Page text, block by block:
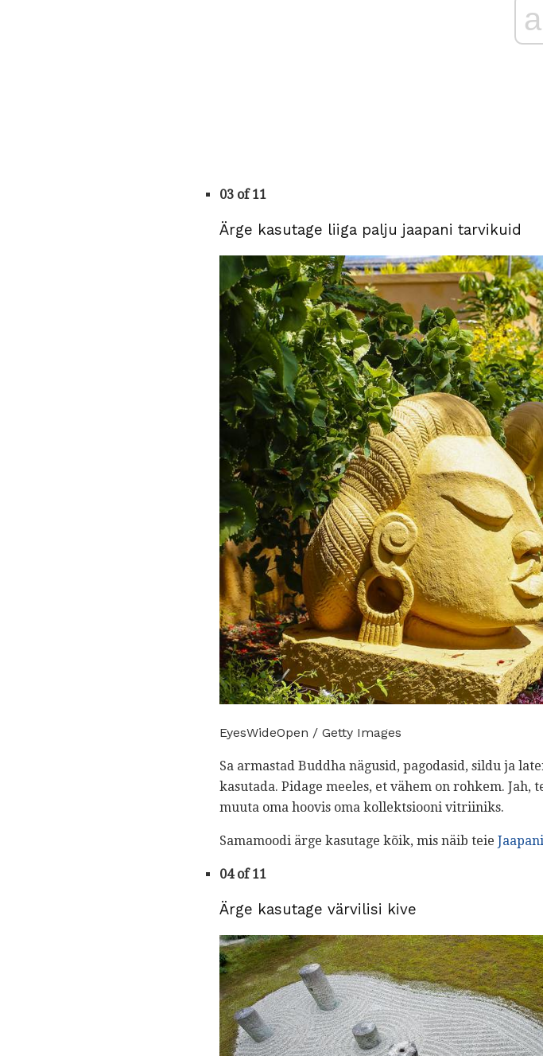
03 of 11
Ärge kasutage liiga palju jaapani tarvikuid
EyesWideOpen / Getty Images
Sa armastad Buddha nägusid, pagodasid, sildu ja
kasutada. Pidage meeles, et vähem on rohkem. Jah,
muuta oma hoovis oma kollektsiooni vitriiniks.
Samamoodi ärge kasutage kõik, mis näib teie
04 of 11
Ärge kasutage värvilisi kive